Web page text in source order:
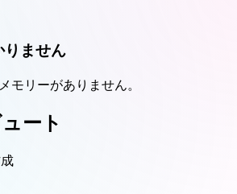
りません
モリーがありません。
ート